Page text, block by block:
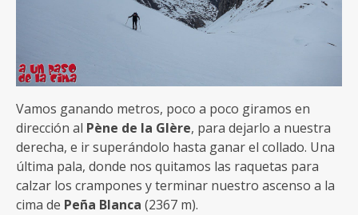
Vamos ganando metros, poco a poco giramos en
dirección al Pène de la Glère, para dejarlo a nuestra
derecha, e ir superándolo hasta ganar el collado. Una
última pala, donde nos quitamos las raquetas para
calzar los crampones y terminar nuestro ascenso a la
cima de Peña Blanca (2367 m).